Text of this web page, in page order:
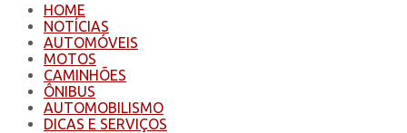
HOME
NOTÍCIAS
AUTOMÓVEIS
MOTOS
CAMINHÕES
ÔNIBUS
AUTOMOBILISMO
DICAS E SERVIÇOS